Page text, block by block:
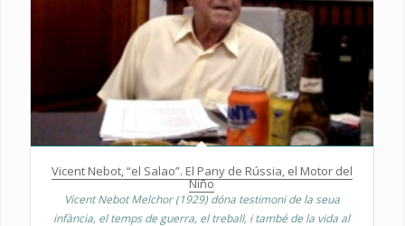
Vicent Nebot, “el Salao”. El Pany de Rússia, el Motor del
Niño
Vicent Nebot Melchor (1929) dóna testimoni de la seua
infància, el temps de guerra, el treball, i també de la vida al